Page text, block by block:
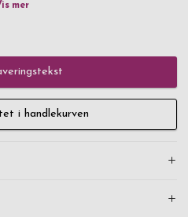
i handlekurven